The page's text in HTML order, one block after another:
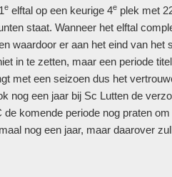
e elftal op een keurige 4e plek met
staat. Wanneer het elftal
waardoor er aan het eind van het
in te zetten, maar een periode
met een seizoen dus het
nog een jaar bij Sc Lutten de
komende periode nog praten
nog een jaar, maar daarover